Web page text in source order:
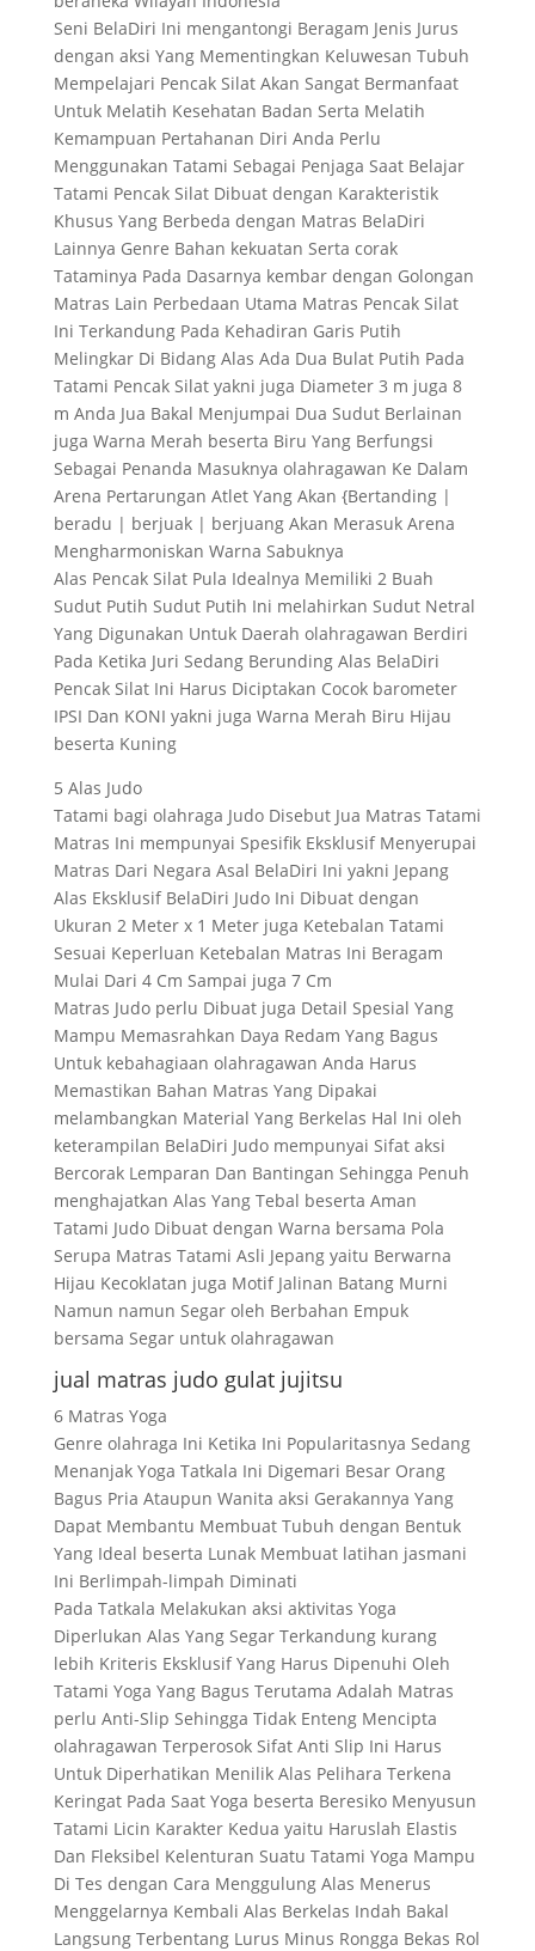
Seni BelaDiri Ini mengantongi Beragam Jenis Jurus
dengan aksi Yang Mementingkan Keluwesan Tubuh
Mempelajari Pencak Silat Akan Sangat Bermanfaat
Untuk Melatih Kesehatan Badan Serta Melatih
Kemampuan Pertahanan Diri Anda Perlu
Menggunakan Tatami Sebagai Penjaga Saat Belajar
Tatami Pencak Silat Dibuat dengan Karakteristik
Khusus Yang Berbeda dengan Matras BelaDiri
Lainnya Genre Bahan kekuatan Serta corak
Tataminya Pada Dasarnya kembar dengan Golongan
Matras Lain Perbedaan Utama Matras Pencak Silat
Ini Terkandung Pada Kehadiran Garis Putih
Melingkar Di Bidang Alas Ada Dua Bulat Putih Pada
Tatami Pencak Silat yakni juga Diameter 3 m juga 8
m Anda Jua Bakal Menjumpai Dua Sudut Berlainan
juga Warna Merah beserta Biru Yang Berfungsi
Sebagai Penanda Masuknya olahragawan Ke Dalam
Arena Pertarungan Atlet Yang Akan {Bertanding |
beradu | berjuak | berjuang Akan Merasuk Arena
Mengharmoniskan Warna Sabuknya
Alas Pencak Silat Pula Idealnya Memiliki 2 Buah
Sudut Putih Sudut Putih Ini melahirkan Sudut Netral
Yang Digunakan Untuk Daerah olahragawan Berdiri
Pada Ketika Juri Sedang Berunding Alas BelaDiri
Pencak Silat Ini Harus Diciptakan Cocok barometer
IPSI Dan KONI yakni juga Warna Merah Biru Hijau
beserta Kuning
5 Alas Judo
Tatami bagi olahraga Judo Disebut Jua Matras Tatami
Matras Ini mempunyai Spesifik Eksklusif Menyerupai
Matras Dari Negara Asal BelaDiri Ini yakni Jepang
Alas Eksklusif BelaDiri Judo Ini Dibuat dengan
Ukuran 2 Meter x 1 Meter juga Ketebalan Tatami
Sesuai Keperluan Ketebalan Matras Ini Beragam
Mulai Dari 4 Cm Sampai juga 7 Cm
Matras Judo perlu Dibuat juga Detail Spesial Yang
Mampu Memasrahkan Daya Redam Yang Bagus
Untuk kebahagiaan olahragawan Anda Harus
Memastikan Bahan Matras Yang Dipakai
melambangkan Material Yang Berkelas Hal Ini oleh
keterampilan BelaDiri Judo mempunyai Sifat aksi
Bercorak Lemparan Dan Bantingan Sehingga Penuh
menghajatkan Alas Yang Tebal beserta Aman
Tatami Judo Dibuat dengan Warna bersama Pola
Serupa Matras Tatami Asli Jepang yaitu Berwarna
Hijau Kecoklatan juga Motif Jalinan Batang Murni
Namun namun Segar oleh Berbahan Empuk
bersama Segar untuk olahragawan
jual matras judo gulat jujitsu
6 Matras Yoga
Genre olahraga Ini Ketika Ini Popularitasnya Sedang
Menanjak Yoga Tatkala Ini Digemari Besar Orang
Bagus Pria Ataupun Wanita aksi Gerakannya Yang
Dapat Membantu Membuat Tubuh dengan Bentuk
Yang Ideal beserta Lunak Membuat latihan jasmani
Ini Berlimpah-limpah Diminati
Pada Tatkala Melakukan aksi aktivitas Yoga
Diperlukan Alas Yang Segar Terkandung kurang
lebih Kriteris Eksklusif Yang Harus Dipenuhi Oleh
Tatami Yoga Yang Bagus Terutama Adalah Matras
perlu Anti-Slip Sehingga Tidak Enteng Mencipta
olahragawan Terperosok Sifat Anti Slip Ini Harus
Untuk Diperhatikan Menilik Alas Pelihara Terkena
Keringat Pada Saat Yoga beserta Beresiko Menyusun
Tatami Licin Karakter Kedua yaitu Haruslah Elastis
Dan Fleksibel Kelenturan Suatu Tatami Yoga Mampu
Di Tes dengan Cara Menggulung Alas Menerus
Menggelarnya Kembali Alas Berkelas Indah Bakal
Langsung Terbentang Lurus Minus Rongga Bekas Rol